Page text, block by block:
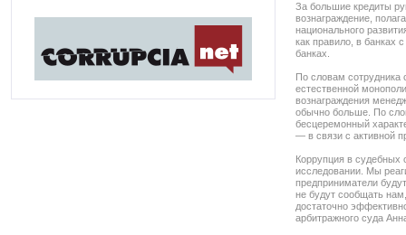
За большие кредиты
вознаграждение,
национального
как правило, в банках
банках.
По словам сотрудника
естественной
вознаграждения
обычно больше. По
бесцеремонный
— в связи с активной
Коррупция в судебных
исследовании. Мы
предприниматели
не будут сообщать
достаточно
арбитражного суда